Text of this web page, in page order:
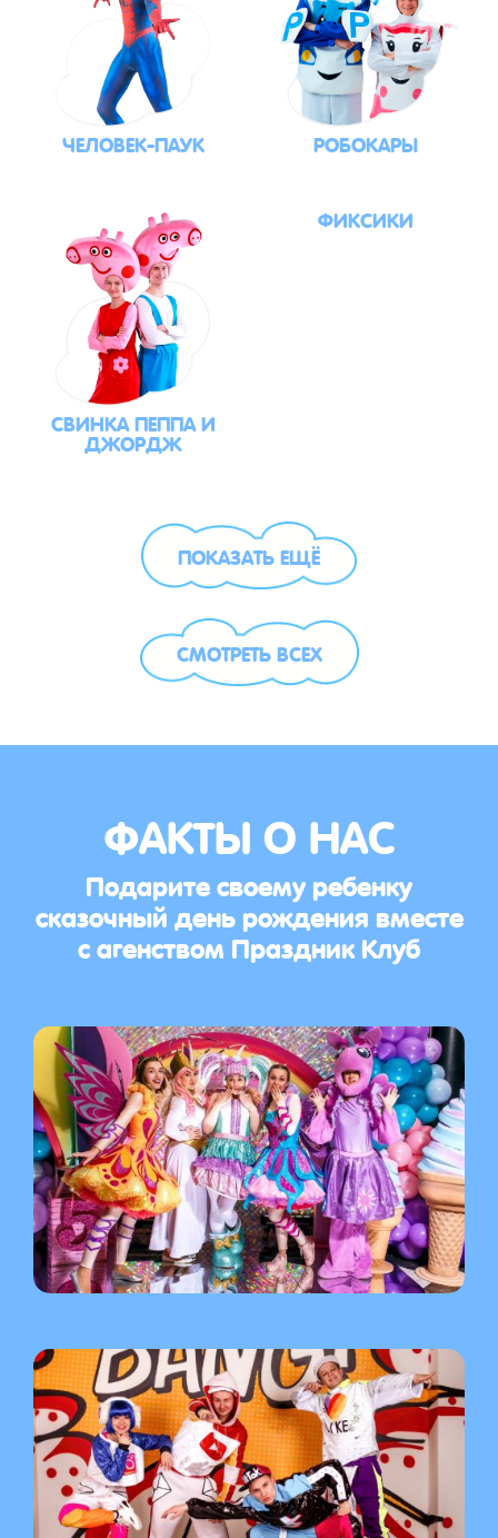
ЧЕЛОВЕК-ПАУК РОБОКАРЫ
СВИНКА ПЕППА И
ДЖОРДЖ
ФИКСИКИ
ПОКАЗАТЬ ЕЩЁ
СМОТРЕТЬ ВСЕХ
ФАКТЫ О НАС
Подарите своему ребенку
сказочный день рождения вместе
с агенством Праздник Клуб